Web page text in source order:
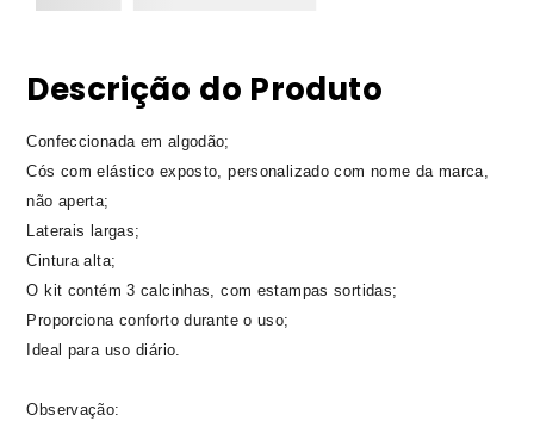
Descrição do Produto
Confeccionada em algodão;
Cós com elástico exposto, personalizado com nome da marca,
não aperta;
Laterais largas;
Cintura alta;
O kit contém 3 calcinhas, com estampas sortidas;
Proporciona conforto durante o uso;
Ideal para uso diário.
Observação: